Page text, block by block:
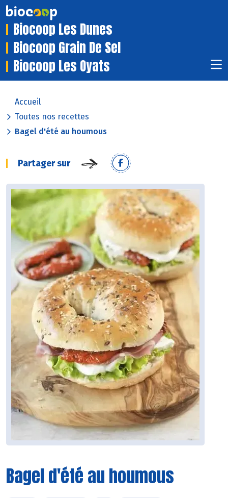
Biocoop Les Dunes
Biocoop Grain De Sel
Biocoop Les Oyats
Accueil
Toutes nos recettes
Bagel d'été au houmous
Partager sur
Bagel d'été au houmous